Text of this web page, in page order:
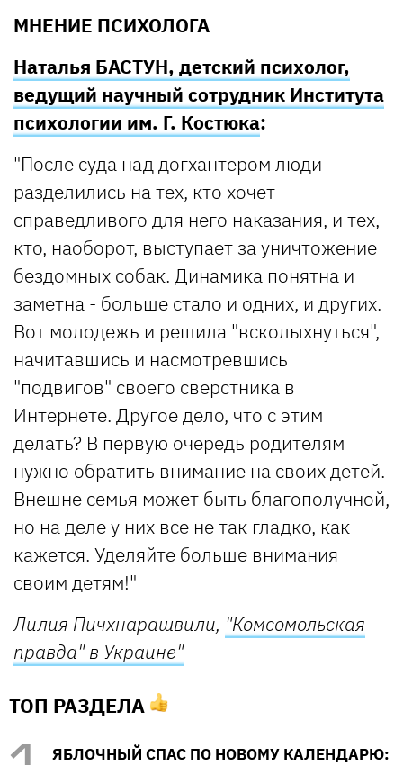
МНЕНИЕ ПСИХОЛОГА
Наталья БАСТУН, детский психолог,
ведущий научный сотрудник Института
психологии им. Г. Костюка:
"После суда над догхантером люди
разделились на тех, кто хочет
справедливого для него наказания, и тех,
кто, наоборот, выступает за уничтожение
бездомных собак. Динамика понятна и
заметна - больше стало и одних, и других.
Вот молодежь и решила "всколыхнуться",
начитавшись и насмотревшись
"подвигов" своего сверстника в
Интернете. Другое дело, что с этим
делать? В первую очередь родителям
нужно обратить внимание на своих детей.
Внешне семья может быть благополучной,
но на деле у них все не так гладко, как
кажется. Уделяйте больше внимания
своим детям!"
Лилия Пичхнарашвили, "Комсомольская
правда" в Украине"
ТОП РАЗДЕЛА
ЯБЛОЧНЫЙ СПАС ПО НОВОМУ КАЛЕНДАРЮ: